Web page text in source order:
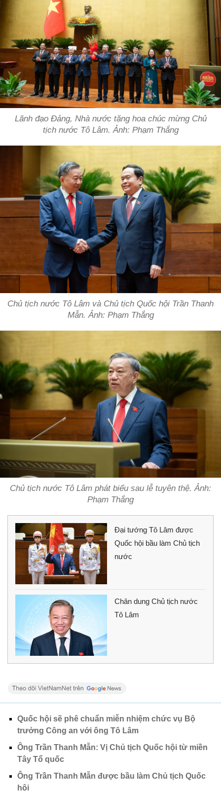
Lãnh đạo Đảng, Nhà nước tặng hoa chúc mừng Chủ
tịch nước Tô Lâm. Ảnh: Phạm Thắng
Chủ tịch nước Tô Lâm và Chủ tịch Quốc hội Trần Thanh
Mẫn. Ảnh: Phạm Thắng
Chủ tịch nước Tô Lâm phát biểu sau lễ tuyên thệ. Ảnh:
Phạm Thắng
Đại tướng Tô Lâm được
Quốc hội bầu làm Chủ tịch
nước
Chân dung Chủ tịch nước
Tô Lâm
Quốc hội sẽ phê chuẩn miễn nhiệm chức vụ Bộ
trưởng Công an với ông Tô Lâm
Ông Trần Thanh Mẫn: Vị Chủ tịch Quốc hội từ miền
Tây Tổ quốc
Ông Trần Thanh Mẫn được bầu làm Chủ tịch Quốc
hội